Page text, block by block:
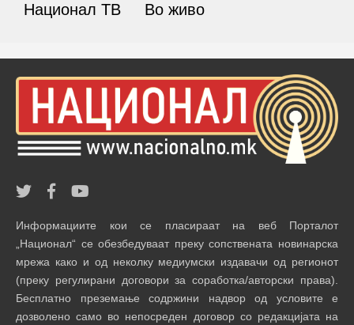
Национал ТВ Во живо
Информациите кои се пласираат на веб Порталот
„Национал“ се обезбедуваат преку сопствената новинарска
мрежа како и од неколку медиумски издавачи од регионот
(преку регулирани договори за соработка/авторски права).
Бесплатно преземање содржини надвор од условите е
дозволено само во непосреден договор со редакцијата на